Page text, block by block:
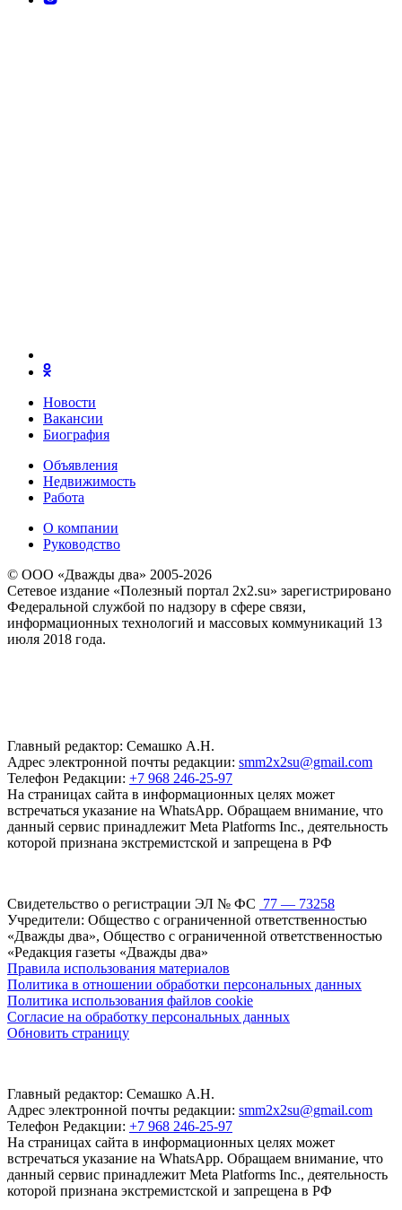
Новости
Вакансии
Биография
Объявления
Недвижимость
Работа
О компании
Руководство
© ООО «Дважды два» 2005-2026
Сетевое издание «Полезный портал 2x2.su» зарегистрировано
Федеральной службой по надзору в сфере связи,
информационных технологий и массовых коммуникаций 13
июля 2018 года.
Главный редактор: Семашко А.Н.
Адрес электронной почты редакции: smm2x2su@gmail.com
Телефон Редакции: +7 968 246-25-97
На страницах сайта в информационных целях может
встречаться указание на WhatsApp. Обращаем внимание, что
данный сервис принадлежит Meta Platforms Inc., деятельность
которой признана экстремистской и запрещена в РФ
Свидетельство о регистрации ЭЛ № ФС 77 — 73258
Учредители: Общество с ограниченной ответственностью
«Дважды два», Общество с ограниченной ответственностью
«Редакция газеты «Дважды два»
Правила использования материалов
Политика в отношении обработки персональных данных
Политика использования файлов cookie
Согласие на обработку персональных данных
Обновить страницу
Главный редактор: Семашко А.Н.
Адрес электронной почты редакции: smm2x2su@gmail.com
Телефон Редакции: +7 968 246-25-97
На страницах сайта в информационных целях может
встречаться указание на WhatsApp. Обращаем внимание, что
данный сервис принадлежит Meta Platforms Inc., деятельность
которой признана экстремистской и запрещена в РФ